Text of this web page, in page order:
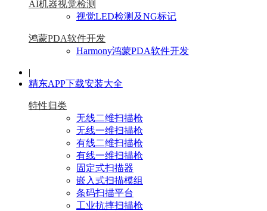
AI机器视觉检测
视觉LED检测及NG标记
鸿蒙PDA软件开发
Harmony鸿蒙PDA软件开发
|
精东APP下载安装大全
特性归类
无线二维扫描枪
无线一维扫描枪
有线二维扫描枪
有线一维扫描枪
固定式扫描器
嵌入式扫描模组
条码扫描平台
工业抗摔扫描枪